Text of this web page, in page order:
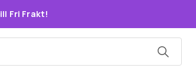
Fri Frakt!